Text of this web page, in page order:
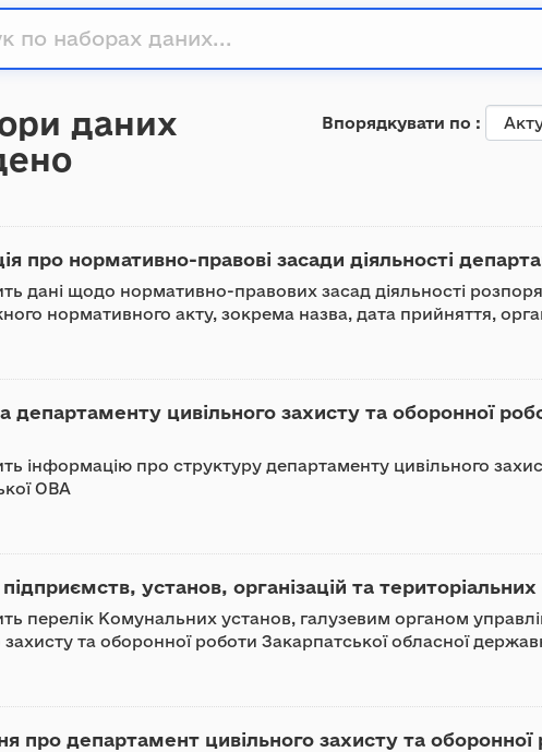
Впорядкувати по
даних
про нормативно-правові засади діяльності
дані щодо нормативно-правових засад діяльності
нормативного акту, зокрема назва, дата прийняття,
департаменту цивільного захисту та оборонної
інформацію про структуру департаменту цивільного
ОВА
установ, організацій та територіальних
перелік Комунальних установ, галузевим органом
захисту та оборонної роботи Закарпатської обласної
про департамент цивільного захисту та оборонної